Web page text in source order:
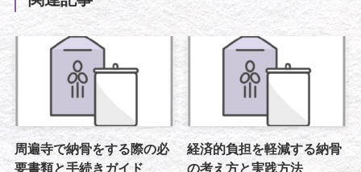
周遍寺で納骨をする際の必
要書類と手続きガイド
経済的負担を軽減する納骨
の考え方と実践方法